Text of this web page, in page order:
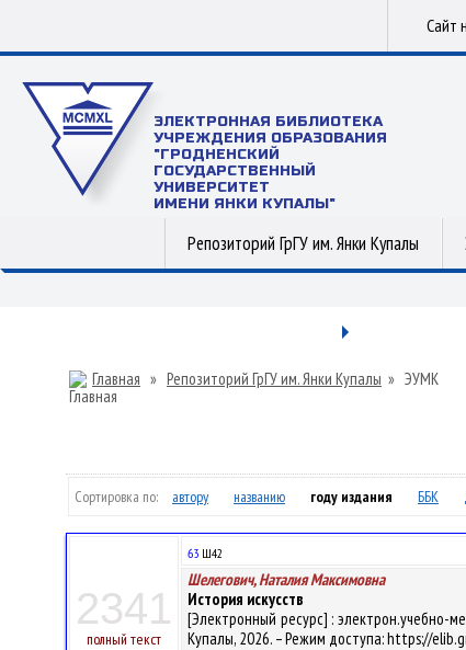
Сайт
ЭЛЕКТРОННАЯ БИБЛИОТЕКА
УЧРЕЖДЕНИЯ ОБРАЗОВАНИЯ
"ГРОДНЕНСКИЙ
ГОСУДАРСТВЕННЫЙ
УНИВЕРСИТЕТ
ИМЕНИ ЯНКИ КУПАЛЫ"
Репозиторий ГрГУ им. Янки Купалы
Главная » Репозиторий ГрГУ им. Янки Купалы » ЭУМК
Сортировка по: автору названию году издания ББК
2341
полный текст
63 Ш42
Шелегович, Наталия Максимовна
История искусств
[Электронный ресурс] : электрон.учебно-
Купалы, 2026. – Режим доступа: https://